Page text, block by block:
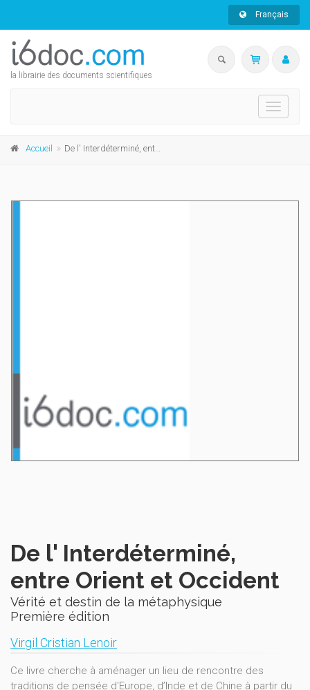
Français
la librairie des documents scientifiques
Toggle
Accueil De l' Interdéterminé, entre Orient et Occident
De l' Interdéterminé,
entre Orient et Occident
Vérité et destin de la métaphysique
Première édition
Virgil Cristian Lenoir
Ce livre cherche à aménager un lieu de rencontre des
traditions de pensée d'Europe, d’Inde et de Chine à partir du